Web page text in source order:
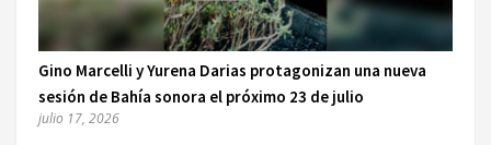
Gino Marcelli y Yurena Darias protagonizan una nueva
sesión de Bahía sonora el próximo 23 de julio
julio 17, 2026